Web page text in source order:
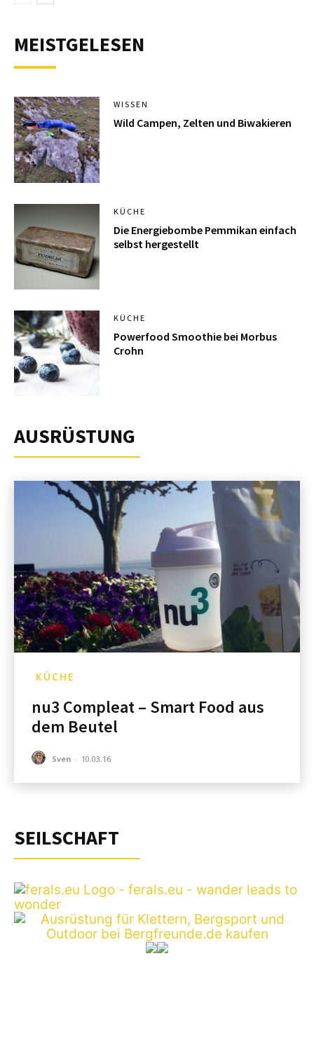
MEISTGELESEN
WISSEN
Wild Campen, Zelten und Biwakieren
KÜCHE
Die Energiebombe Pemmikan einfach
selbst hergestellt
KÜCHE
Powerfood Smoothie bei Morbus
Crohn
AUSRÜSTUNG
KÜCHE
nu3 Compleat – Smart Food aus
dem Beutel
Sven - 10.03.16
SEILSCHAFT